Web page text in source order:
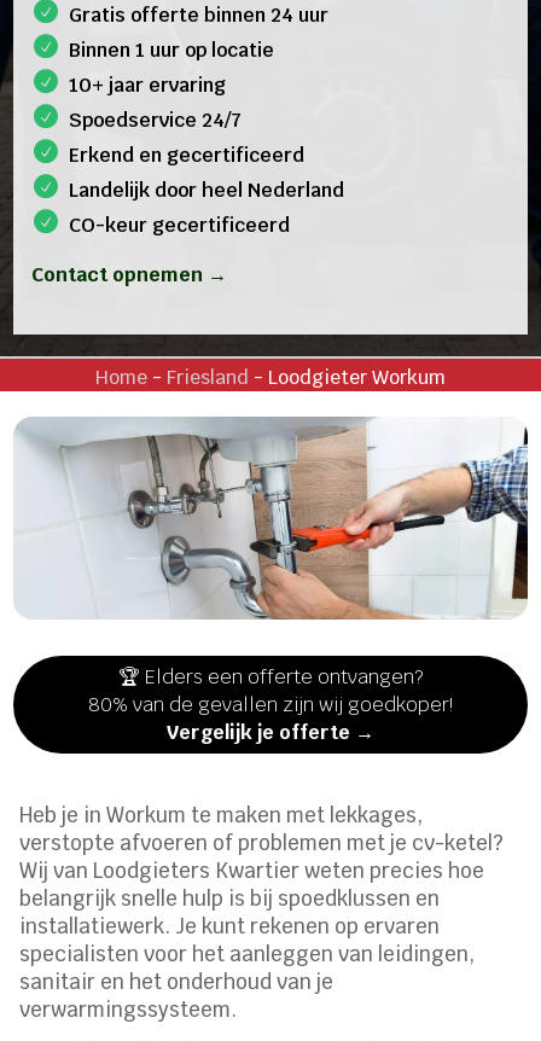
Gratis offerte binnen 24 uur
Binnen 1 uur op locatie
10+ jaar ervaring
Spoedservice 24/7
Erkend en gecertificeerd
Landelijk door heel Nederland
CO-keur gecertificeerd
Contact opnemen →
Home- Friesland - Loodgieter Workum
🏆 Elders een offerte ontvangen?
80% van de gevallen zijn wij goedkoper!
Vergelijk je offerte →
Heb je in Workum te maken met lekkages,
verstopte afvoeren of problemen met je cv-ketel?
Wij van Loodgieters Kwartier weten precies hoe
belangrijk snelle hulp is bij spoedklussen en
installatiewerk. Je kunt rekenen op ervaren
specialisten voor het aanleggen van leidingen,
sanitair en het onderhoud van je
verwarmingssysteem.